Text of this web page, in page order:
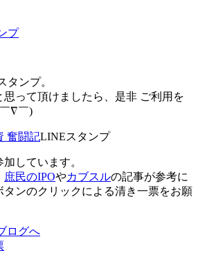
プ
タンプ。
って頂けましたら、是非 ご利用を
∇￣)
奮闘記LINEスタンプ
しています。
庶民のIPOやカブスルの記事が参考に
タンのクリックによる清き一票をお願